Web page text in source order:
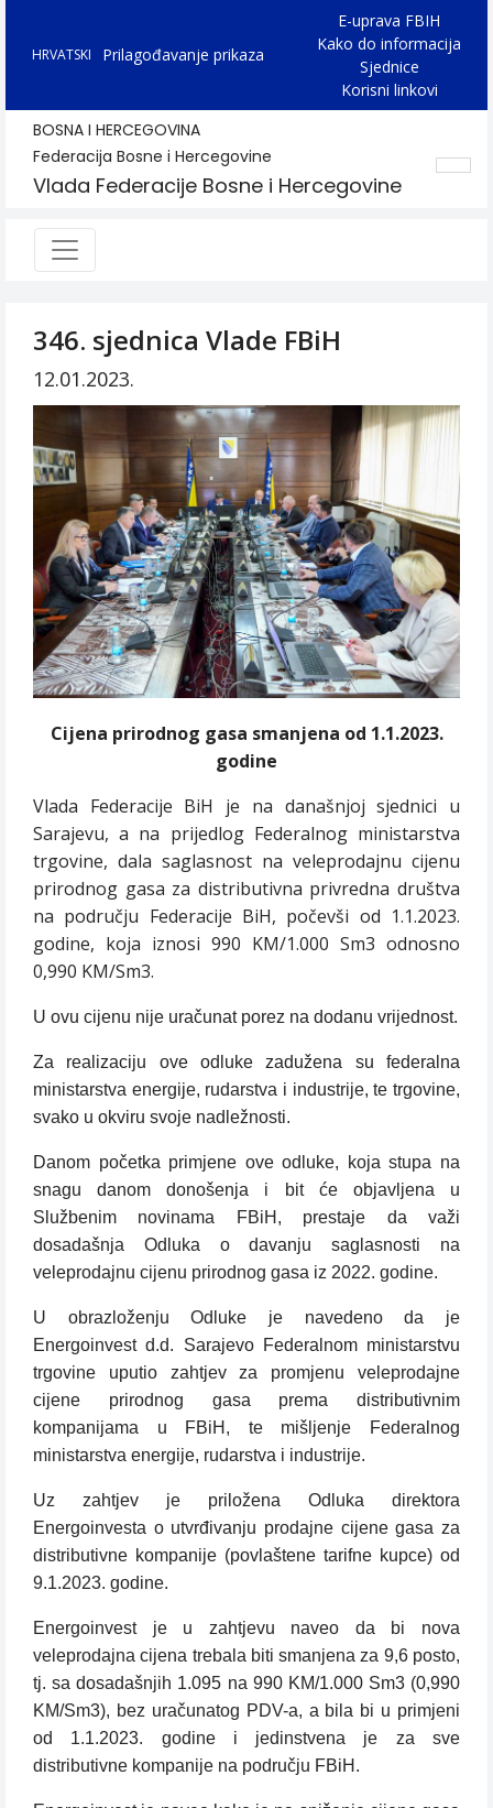
HRVATSKI Prilagođavanje prikaza
E-uprava FBIH
Kako do informacija
Sjednice
Korisni linkovi
BOSNA I HERCEGOVINA
Federacija Bosne i Hercegovine
Vlada Federacije Bosne i Hercegovine
346. sjednica Vlade FBiH
12.01.2023.
Cijena prirodnog gasa smanjena od 1.1.2023.
godine
Vlada Federacije BiH je na današnjoj sjednici u
Sarajevu, a na prijedlog Federalnog ministarstva
trgovine, dala saglasnost na veleprodajnu cijenu
prirodnog gasa za distributivna privredna društva
na području Federacije BiH, počevši od 1.1.2023.
godine, koja iznosi 990 KM/1.000 Sm3 odnosno
0,990 KM/Sm3.
U ovu cijenu nije uračunat porez na dodanu vrijednost.
Za realizaciju ove odluke zadužena su federalna
ministarstva energije, rudarstva i industrije, te trgovine,
svako u okviru svoje nadležnosti.
Danom početka primjene ove odluke, koja stupa na
snagu danom donošenja i bit će objavljena u
Službenim novinama FBiH, prestaje da važi
dosadašnja Odluka o davanju saglasnosti na
veleprodajnu cijenu prirodnog gasa iz 2022. godine.
U obrazloženju Odluke je navedeno da je
Energoinvest d.d. Sarajevo Federalnom ministarstvu
trgovine uputio zahtjev za promjenu veleprodajne
cijene prirodnog gasa prema distributivnim
kompanijama u FBiH, te mišljenje Federalnog
ministarstva energije, rudarstva i industrije.
Uz zahtjev je priložena Odluka direktora
Energoinvesta o utvrđivanju prodajne cijene gasa za
distributivne kompanije (povlaštene tarifne kupce) od
9.1.2023. godine.
Energoinvest je u zahtjevu naveo da bi nova
veleprodajna cijena trebala biti smanjena za 9,6 posto,
tj. sa dosadašnjih 1.095 na 990 KM/1.000 Sm3 (0,990
KM/Sm3), bez uračunatog PDV-a, a bila bi u primjeni
od 1.1.2023. godine i jedinstvena je za sve
distributivne kompanije na području FBiH.